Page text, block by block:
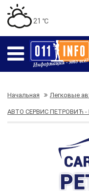
21 ℃
Начальная Легковые
АВТО СЕРВИС ПЕТРОВИЋ -